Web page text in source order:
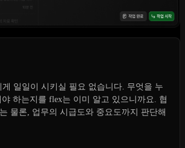
일일이 시키실 필요 없습니다. 무엇을 누
하는지를 flex는 이미 알고 있으니까요. 협
물론, 업무의 시급도와 중요도까지 판단해